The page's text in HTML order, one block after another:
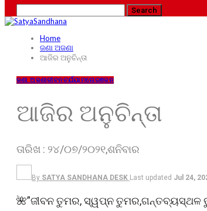
Home
ଜଣା ଅଜଣା
ଆଜିର ଅନୁଚିନ୍ତା
ଜଣା ଅଜଣାଜୀବନଚର୍ଯ୍ୟାମନୋରଞ୍ଜନ
ଆଜିର ଅନୁଚିନ୍ତା
ତାରିଖ : ୨୪/୦୭/୨୦୨୧,ଶନିବାର
By SATYA SANDHANA DESK Last updated Jul 24,
🌺”ଜୀବନ ତୁମର, ସ୍ୱପ୍ନ ତୁମର,ଗନ୍ତବ୍ୟସ୍ଥଳ